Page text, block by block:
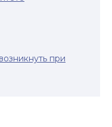
при